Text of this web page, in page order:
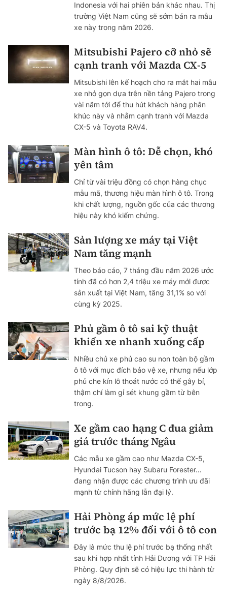
Indonesia với hai phiên bản khác nhau. Thị
trường Việt Nam cũng sẽ sớm bán ra mẫu
xe này trong năm 2026.
Mitsubishi Pajero cỡ nhỏ sẽ
cạnh tranh với Mazda CX-5
Mitsubishi lên kế hoạch cho ra mắt hai mẫu
xe nhỏ gọn dựa trên nền tảng Pajero trong
vài năm tới để thu hút khách hàng phân
khúc này và nhằm cạnh tranh với Mazda
CX-5 và Toyota RAV4.
Màn hình ô tô: Dễ chọn, khó
yên tâm
Chỉ từ vài triệu đồng có chọn hàng chục
mẫu mã, thương hiệu màn hình ô tô. Trong
khi chất lượng, nguồn gốc của các thương
hiệu này khó kiểm chứng.
Sản lượng xe máy tại Việt
Nam tăng mạnh
Theo báo cáo, 7 tháng đầu năm 2026 ước
tính đã có hơn 2,4 triệu xe máy mới được
sản xuất tại Việt Nam, tăng 31,1% so với
cùng kỳ 2025.
Phủ gầm ô tô sai kỹ thuật
khiến xe nhanh xuống cấp
Nhiều chủ xe phủ cao su non toàn bộ gầm
ô tô với mục đích bảo vệ xe, nhưng nếu lớp
phủ che kín lỗ thoát nước có thể gây bí,
thậm chí làm gỉ sét khung gầm từ bên
trong.
Xe gầm cao hạng C đua giảm
giá trước tháng Ngâu
Các mẫu xe gầm cao như Mazda CX-5,
Hyundai Tucson hay Subaru Forester…
đang nhận được các chương trình ưu đãi
mạnh từ chính hãng lẫn đại lý.
Hải Phòng áp mức lệ phí
trước bạ 12% đối với ô tô con
Đây là mức thu lệ phí trước bạ thống nhất
sau khi hợp nhất tỉnh Hải Dương với TP Hải
Phòng. Quy định sẽ có hiệu lực thi hành từ
ngày 8/8/2026.